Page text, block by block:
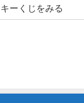
ーくじをみる